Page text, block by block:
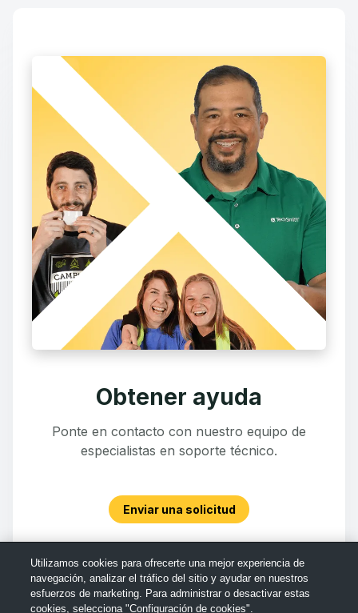
Obtener ayuda
Ponte en contacto con nuestro equipo de
especialistas en soporte técnico.
Enviar una solicitud
Utilizamos cookies para ofrecerte una mejor experiencia de
navegación, analizar el tráfico del sitio y ayudar en nuestros
esfuerzos de marketing. Para administrar o desactivar estas
cookies, selecciona "Configuración de cookies".